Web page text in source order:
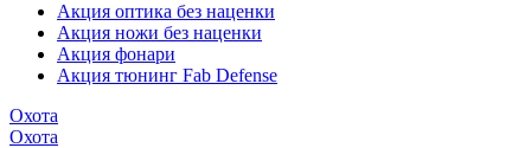
Акция оптика без наценки
Акция ножи без наценки
Акция фонари
Акция тюнинг Fab Defense
Охота
Охота